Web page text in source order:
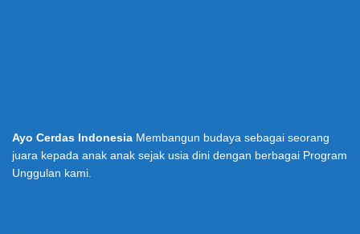
Ayo Cerdas Indonesia Membangun budaya sebagai seorang
juara kepada anak anak sejak usia dini dengan berbagai Program
Unggulan kami.